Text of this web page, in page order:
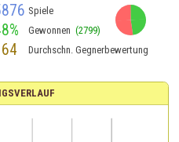
Spiele
Gewonnen (2799)
Durchschn. Gegnerbewertung